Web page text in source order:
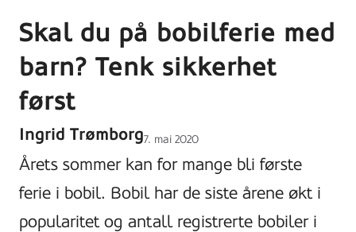
Skal du på bobilferie med
barn? Tenk sikkerhet
først
Ingrid TrømborgLagt
på
7. mai 2020
Årets sommer kan for mange bli første
ferie i bobil. Bobil har de siste årene økt i
popularitet og antall registrerte bobiler i